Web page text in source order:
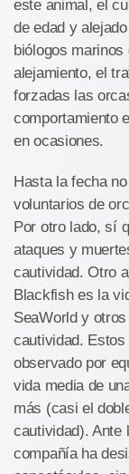
este animal, el
de edad y
biólogos
alejamiento, el
forzadas las
comportamiento
en ocasiones.
Hasta la fecha
voluntarios de
Por otro lado, sí
ataques y
cautividad. Otro
Blackfish es la
SeaWorld y
cautividad.
observado por
vida media de
más (casi el
cautividad). Ante
compañía ha